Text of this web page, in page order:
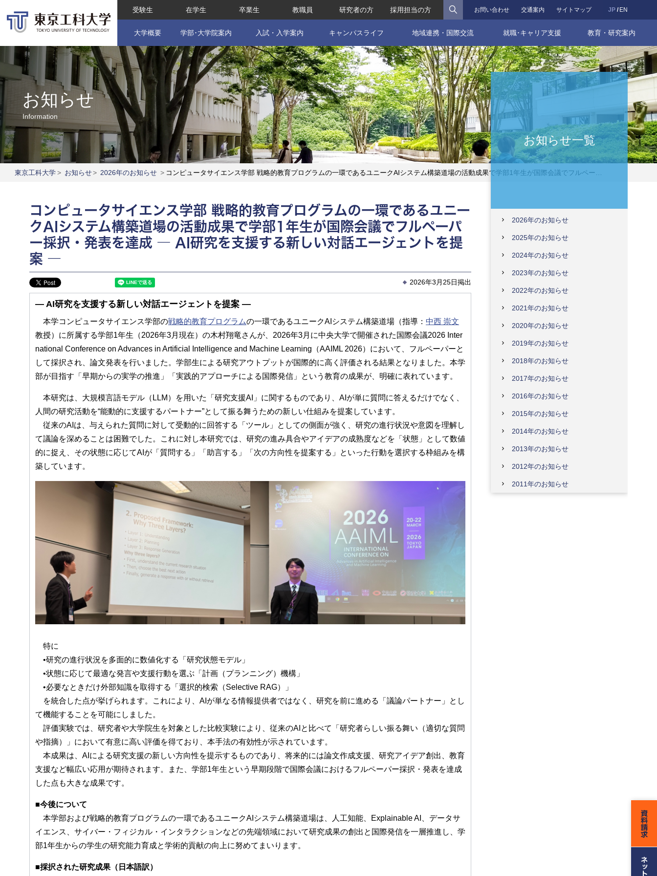
JP EN
お問い合わせ 交通案内 サイトマップ
受験生 在学生 卒業生 教職員 研究者の方 採用担当の方 検索
大学概要 学部･大学院案内 入試・入学案内 キャンパスライフ 地域連携・国際交流 就職･キャリア支援 教育・研究案内
お知らせ
Information
東京工科大学> お知らせ> 2026年のお知らせ > コンピュータサイエンス学部 戦略的教育プログラムの一環であるユニークAIシステム構築道場の活動成果で学部1年生が国際会議でフルペーパー採択・発表を達成 ― AI研究を支援する新しい対話エージェントを提案 ―
コンピュータサイエンス学部 戦略的教育プログラムの一環であるユニー
クAIシステム構築道場の活動成果で学部1年生が国際会議でフルペーパ
ー採択・発表を達成 ― AI研究を支援する新しい対話エージェントを提
案 ―
2026年3月25日掲出
― AI研究を支援する新しい対話エージェントを提案 ―
本学コンピュータサイエンス学部の戦略的教育プログラムの一環であるユニークAIシステム構築道場（指導： 中西 崇文
教授）に所属する学部1年生（2026年3月現在）の木村翔竜さんが、2026年3月に中央大学で開催された国際会議2026 Inter
national Conference on Advances in Artificial Intelligence and Machine Learning（AAIML 2026）において、フルペーパーと
して採択され、論文発表を行いました。学部生による研究アウトプットが国際的に高く評価される結果となりました。本学
部が目指す「早期からの実学の推進」「実践的アプローチによる国際発信」という教育の成果が、明確に表れています。
本研究は、大規模言語モデル（LLM）を用いた「研究支援AI」に関するものであり、AIが単に質問に答えるだけでなく、
人間の研究活動を“能動的に支援するパートナー”として振る舞うための新しい仕組みを提案しています。
従来のAIは、与えられた質問に対して受動的に回答する「ツール」としての側面が強く、研究の進行状況や意図を理解し
て議論を深めることは困難でした。これに対し本研究では、研究の進み具合やアイデアの成熟度などを「状態」として数値
的に捉え、その状態に応じてAIが「質問する」「助言する」「次の方向性を提案する」といった行動を選択する枠組みを構
築しています。
特に
•研究の進行状況を多面的に数値化する「研究状態モデル」
•状態に応じて最適な発言や支援行動を選ぶ「計画（プランニング）機構」
•必要なときだけ外部知識を取得する「選択的検索（Selective RAG）」
を統合した点が挙げられます。これにより、AIが単なる情報提供者ではなく、研究を前に進める「議論パートナー」とし
て機能することを可能にしました。
評価実験では、研究者や大学院生を対象とした比較実験により、従来のAIと比べて「研究者らしい振る舞い（適切な質問
や指摘）」において有意に高い評価を得ており、本手法の有効性が示されています。
本成果は、AIによる研究支援の新しい方向性を提示するものであり、将来的には論文作成支援、研究アイデア創出、教育
支援など幅広い応用が期待されます。また、学部1年生という早期段階で国際会議におけるフルペーパー採択・発表を達成
した点も大きな成果です。
■今後について
本学部および戦略的教育プログラムの一環であるユニークAIシステム構築道場は、人工知能、Explainable AI、データサ
イエンス、サイバー・フィジカル・インタラクションなどの先端領域において研究成果の創出と国際発信を一層推進し、学
部1年生からの学生の研究能力育成と学術的貢献の向上に努めてまいります。
■採択された研究成果（日本語訳）
お知らせ一覧
2026年のお知らせ
2025年のお知らせ
2024年のお知らせ
2023年のお知らせ
2022年のお知らせ
2021年のお知らせ
2020年のお知らせ
2019年のお知らせ
2018年のお知らせ
2017年のお知らせ
2016年のお知らせ
2015年のお知らせ
2014年のお知らせ
2013年のお知らせ
2012年のお知らせ
2011年のお知らせ